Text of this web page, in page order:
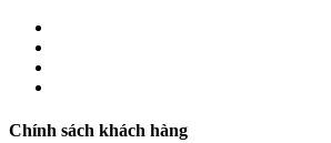
Chính sách khách hàng